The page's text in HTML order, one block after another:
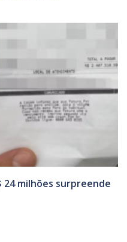
24 milhões surpreende